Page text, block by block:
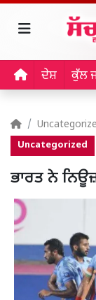
ਦੇਸ਼ ਕੁੱਲ
Uncategorized
ਭਾਰਤ ਨੇ